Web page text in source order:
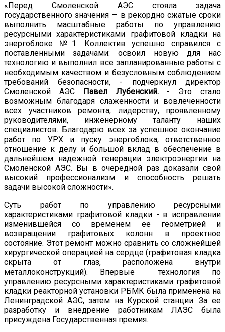
«Перед Смоленской АЭС стояла задача
государственного значения — в рекордно сжатые сроки
выполнить масштабные работы по управлению
ресурсными характеристиками графитовой кладки на
энергоблоке №1. Коллектив успешно справился с
поставленными задачами: освоил новую для нас
технологию и выполнил все запланированные работы с
необходимым качеством и безусловным соблюдением
требований безопасности, - подчеркнул директор
Смоленской АЭС
Павел Лубенский.- Это стало
возможным благодаря слаженности и вовлеченности
всех участников ремонта, лидерству, проявленному
руководителями, инженерному таланту наших
специалистов. Благодарю всех за успешное окончание
работ по УРХ и пуску энергоблока, ответственное
отношение к делу и большой вклад в обеспечение в
дальнейшем надежной генерации электроэнергии на
Смоленской АЭС. Вы в очередной раз доказали свой
высокий профессионализм и способность решать
задачи высокой сложности».
Суть работ по управлению ресурсными
характеристиками графитовой кладки - в исправлении
изменившейся со временем ее геометрией и
возвращении графитовых колонн в проектное
состояние. Этот ремонт можно сравнить со сложнейшей
хирургической операцией на сердце (графитовая кладка
скрыта от глаз, расположена внутри
металлоконструкций). Впервые технология по
управлению ресурсными характеристиками графитовой
кладки реакторной установки РБМК была применена на
Ленинградской АЭС, затем на Курской станции. За ее
разработку и внедрение работникам ЛАЭС была
присуждена Государственная премия.